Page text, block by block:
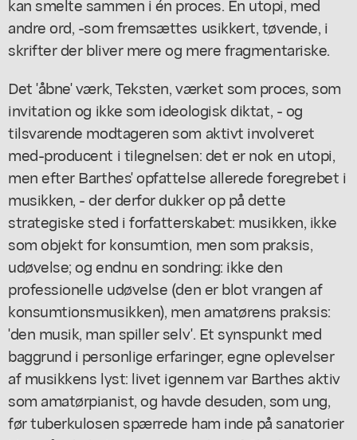
andre ord, -som fremsættes usikkert, tøvende, i
skrifter der bliver mere og mere fragmentariske.
Det 'åbne' værk, Teksten, værket som proces, som
invitation og ikke som ideologisk diktat, - og
tilsvarende modtageren som aktivt involveret
med-producent i tilegnelsen: det er nok en utopi,
men efter Barthes' opfattelse allerede foregrebet i
musikken, - der derfor dukker op på dette
strategiske sted i forfatterskabet: musikken, ikke
som objekt for konsumtion, men som praksis,
udøvelse; og endnu en sondring: ikke den
professionelle udøvelse (den er blot vrangen af
konsumtionsmusikken), men amatørens praksis:
'den musik, man spiller selv'. Et synspunkt med
baggrund i personlige erfaringer, egne oplevelser
af musikkens lyst: livet igennem var Barthes aktiv
som amatørpianist, og havde desuden, som ung,
før tuberkulosen spærrede ham inde på sanatorier